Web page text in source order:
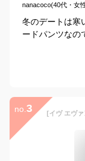
nanacoco(40代・女
冬のデートは寒
ードパンツなの
no. 3